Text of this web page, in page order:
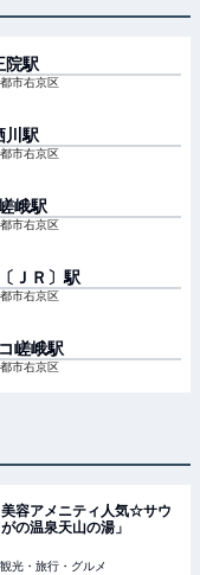
院駅
市右京区
駅
市右京区
峨駅
市右京区
ＪＲ〕 駅
市右京区
嵯峨駅
市右京区
美容アメニティ人気☆サウ
の温泉天山の湯」
光・旅行・グルメ